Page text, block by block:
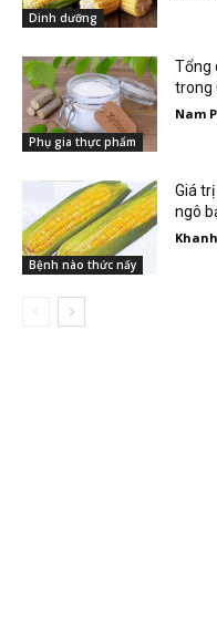
Dinh dưỡng
Phụ gia thực phẩm
Tổng
trong
Nam
Bệnh nào thức nấy
Giá
ngô
Khanh